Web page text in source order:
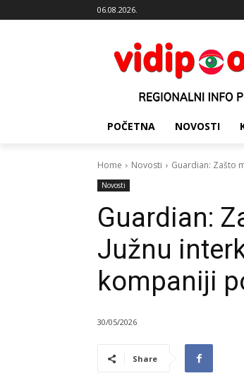
06.08.2026.
POČETNA NOVOSTI
Home Novosti Guardian: Zašto
Novosti
Guardian:
Južnu
kompaniji
30/05/2026
Share